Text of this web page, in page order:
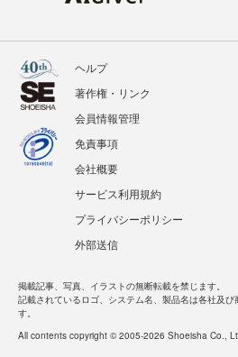
ヘルプ
著作権・リンク
会員情報管理
免責事項
会社概要
サービス利用規約
プライバシーポリシー
外部送信
掲載記事、写真、イラストの無断転載を禁じます。
記載されているロゴ、システム名、製品名は各社及
す。
All contents copyright © 2005-2026 Shoeisha Co.,